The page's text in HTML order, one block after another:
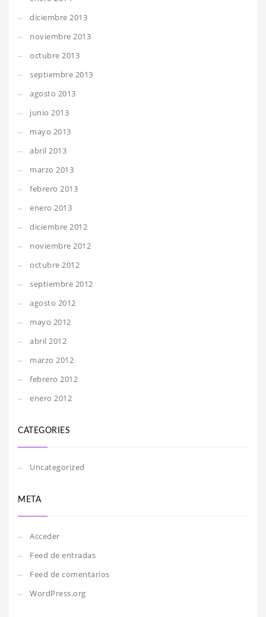
diciembre 2013
noviembre 2013
octubre 2013
septiembre 2013
agosto 2013
junio 2013
mayo 2013
abril 2013
marzo 2013
febrero 2013
enero 2013
diciembre 2012
noviembre 2012
octubre 2012
septiembre 2012
agosto 2012
mayo 2012
abril 2012
marzo 2012
febrero 2012
enero 2012
CATEGORIES
Uncategorized
META
Acceder
Feed de entradas
Feed de comentarios
WordPress.org